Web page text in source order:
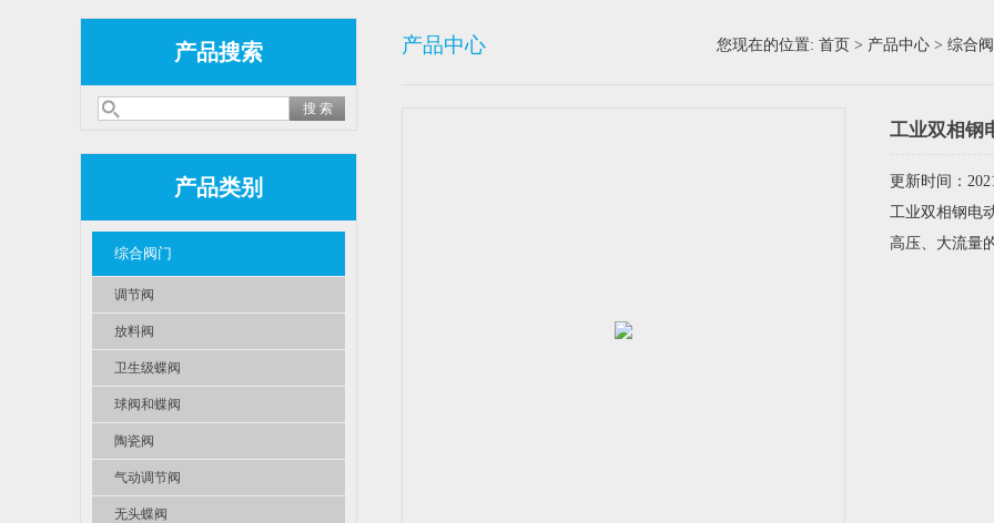
产品搜索
产品类别
综合阀门
调节阀
放料阀
卫生级蝶阀
球阀和蝶阀
陶瓷阀
气动调节阀
无头蝶阀
产品中心 您现在的位置: 首页 > 产品中心 > 综合
工业双相钢
更新时间：
工业双相钢电
高压、大流量